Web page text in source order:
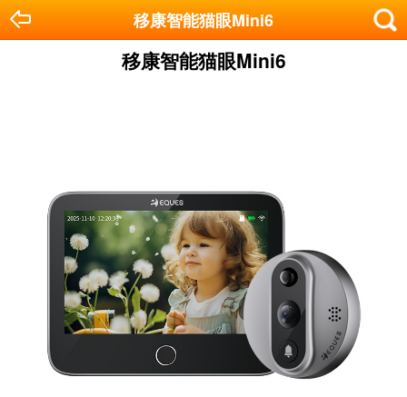
移康智能猫眼Mini6
移康智能猫眼Mini6